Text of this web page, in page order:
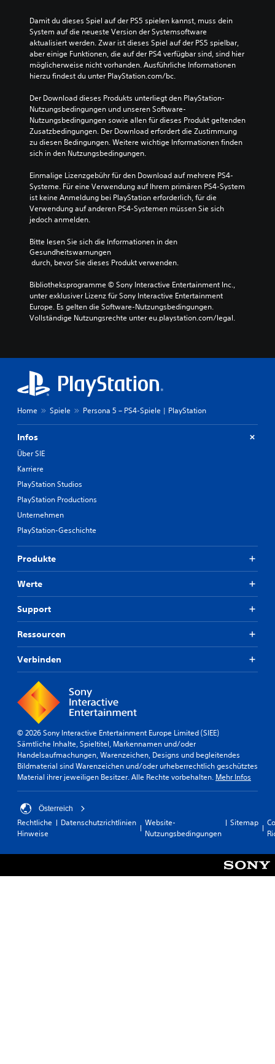
Damit du dieses Spiel auf der PS5 spielen kannst, muss dein
System auf die neueste Version der Systemsoftware
aktualisiert werden. Zwar ist dieses Spiel auf der PS5 spielbar,
aber einige Funktionen, die auf der PS4 verfügbar sind, sind hier
möglicherweise nicht vorhanden. Ausführliche Informationen
hierzu findest du unter PlayStation.com/bc.
Der Download dieses Produkts unterliegt den PlayStation-
Nutzungsbedingungen und unseren Software-
Nutzungsbedingungen sowie allen für dieses Produkt geltenden
Zusatzbedingungen. Der Download erfordert die Zustimmung
zu diesen Bedingungen. Weitere wichtige Informationen finden
sich in den Nutzungsbedingungen.
Einmalige Lizenzgebühr für den Download auf mehrere PS4-
Systeme. Für eine Verwendung auf Ihrem primären PS4-System
ist keine Anmeldung bei PlayStation erforderlich, für die
Verwendung auf anderen PS4-Systemen müssen Sie sich
jedoch anmelden.
Bitte lesen Sie sich die Informationen in den
Gesundheitswarnungen
durch, bevor Sie dieses Produkt verwenden.
Bibliotheksprogramme © Sony Interactive Entertainment Inc.,
unter exklusiver Lizenz für Sony Interactive Entertainment
Europe. Es gelten die Software-Nutzungsbedingungen.
Vollständige Nutzungsrechte unter eu.playstation.com/legal.
Home Spiele Persona 5 – PS4-Spiele | PlayStation
Infos
Über SIE
Karriere
PlayStation Studios
PlayStation Productions
Unternehmen
PlayStation-Geschichte
Produkte
Werte
Support
Ressourcen
Verbinden
© 2026 Sony Interactive Entertainment Europe Limited (SIEE)
Sämtliche Inhalte, Spieltitel, Markennamen und/oder
Handelsaufmachungen, Warenzeichen, Designs und begleitendes
Bildmaterial sind Warenzeichen und/oder urheberrechtlich geschütztes
Material ihrer jeweiligen Besitzer. Alle Rechte vorbehalten. Mehr Infos
Österreich
Rechtliche
Hinweise
Datenschutzrichtlinien
Website-
Nutzungsbedingungen
Sitemap